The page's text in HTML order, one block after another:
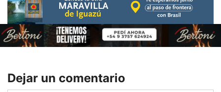
Dejar un comentario